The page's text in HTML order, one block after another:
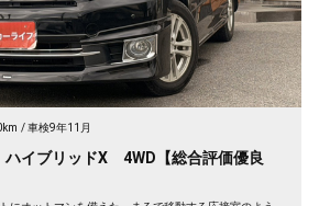
車検9年11月
イブリッドX 4WD【総合評価優良